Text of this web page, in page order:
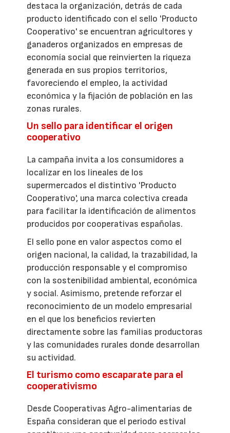
destaca la organización, detrás de cada
producto identificado con el sello 'Producto
Cooperativo' se encuentran agricultores y
ganaderos organizados en empresas de
economía social que reinvierten la riqueza
generada en sus propios territorios,
favoreciendo el empleo, la actividad
económica y la fijación de población en las
zonas rurales.
Un sello para identificar el origen
cooperativo
La campaña invita a los consumidores a
localizar en los lineales de los
supermercados el distintivo 'Producto
Cooperativo', una marca colectiva creada
para facilitar la identificación de alimentos
producidos por cooperativas españolas.
El sello pone en valor aspectos como el
origen nacional, la calidad, la trazabilidad, la
producción responsable y el compromiso
con la sostenibilidad ambiental, económica
y social. Asimismo, pretende reforzar el
reconocimiento de un modelo empresarial
en el que los beneficios revierten
directamente sobre las familias productoras
y las comunidades rurales donde desarrollan
su actividad.
El turismo como escaparate para el
cooperativismo
Desde Cooperativas Agro-alimentarias de
España consideran que el periodo estival